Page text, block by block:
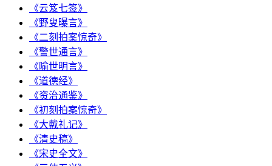
《云笈七签》
《野叟曝言》
《二刻拍案惊奇》
《警世通言》
《喻世明言》
《道德经》
《资治通鉴》
《初刻拍案惊奇》
《大戴礼记》
《清史稿》
《宋史全文》